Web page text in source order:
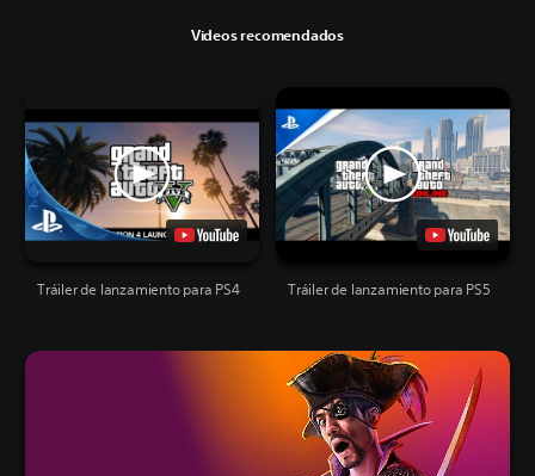
Videos recomendados
Tráiler de lanzamiento para PS4 Tráiler de lanzamiento para PS5